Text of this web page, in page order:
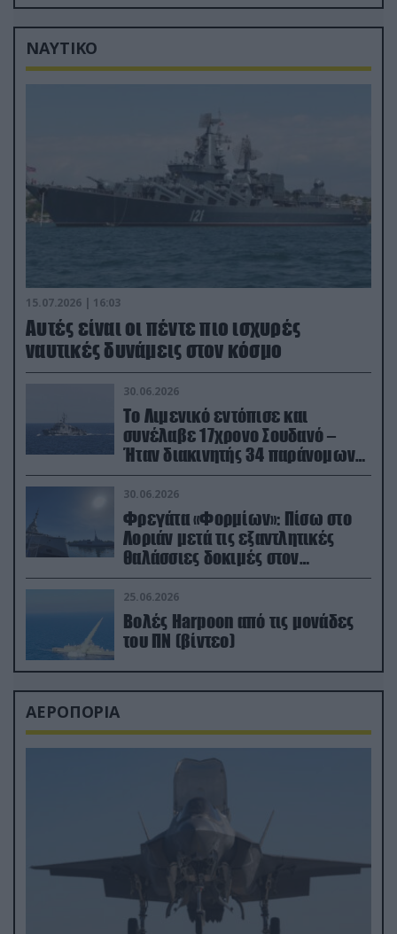
(βίντεο)
ΝΑΥΤΙΚΟ
15.07.2026 | 16:03
Aυτές είναι οι πέντε πιο ισχυρές
ναυτικές δυνάμεις στον κόσμο
30.06.2026
Το Λιμενικό εντόπισε και
συνέλαβε 17χρονο Σουδανό –
Ήταν διακινητής 34 παράνομων
μεταναστών
30.06.2026
Φρεγάτα «Φορμίων»: Πίσω στο
Λοριάν μετά τις εξαντλητικές
θαλάσσιες δοκιμές στον
απαιτητικό Βισκαϊκό
25.06.2026
Βολές Harpoon από τις μονάδες
του ΠΝ (βίντεο)
ΑΕΡΟΠΟΡΙΑ